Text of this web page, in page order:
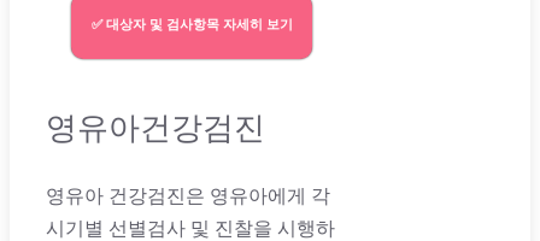
✅ 대상자 및 검사항목 자세히 보기
영유아건강검진
영유아 건강검진은 영유아에게 각
시기별 선별검사 및 진찰을 시행하